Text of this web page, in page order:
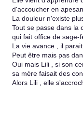
d'accoucher en
La douleur n'existe
Tout se passe dans la
qui fait office de sage-
La vie avance , il parait
Peut être mais pas
Oui mais Lili , si son
sa mère faisait des
Alors Lili , elle